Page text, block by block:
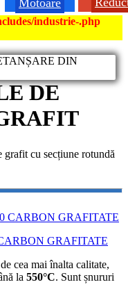
Motoare
industrie-.php
DE
cu secțiune rotundă
GRAFITATE
de cea mai înalta calitate,
la 550°C. Sunt șnururi